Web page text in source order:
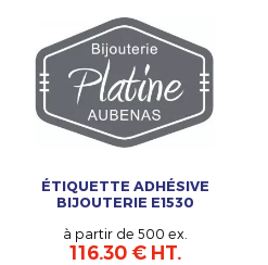
ÉTIQUETTE ADHÉSIVE
BIJOUTERIE E1530
à partir de 500 ex.
116.30 € HT.